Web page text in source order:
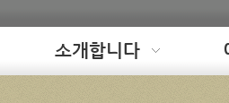
소개합니다